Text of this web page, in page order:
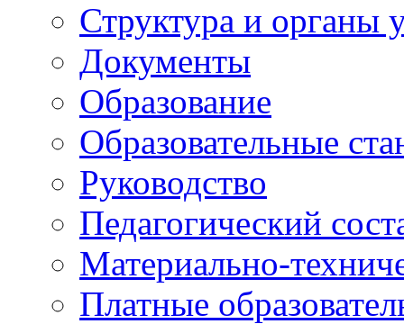
Структура и органы
Документы
Образование
Образовательные
Руководство
Педагогический
Материально-
Платные